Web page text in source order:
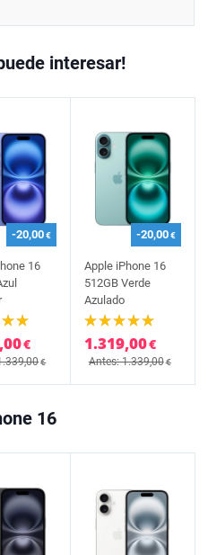
interesar!
-20,00€
16
€
€
-20,00€
Apple iPhone 16
512GB Verde
Azulado
1.319,00€
Antes: 1.339,00€
16